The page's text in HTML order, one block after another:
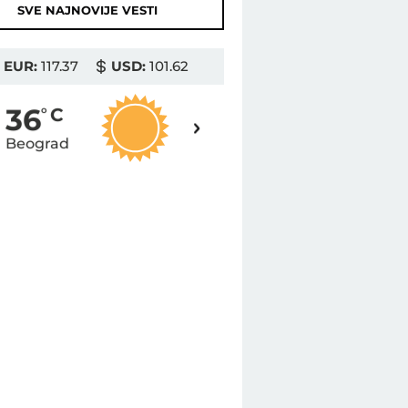
SVE NAJNOVIJE VESTI
EUR:117.37 USD: 101.62
36o C
Beograd